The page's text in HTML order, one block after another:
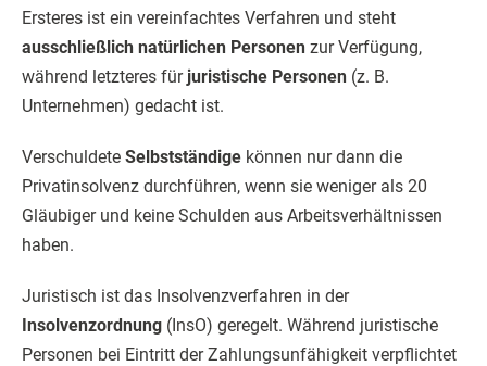
Ersteres ist ein vereinfachtes Verfahren und steht
ausschließlich natürlichen Personen zur Verfügung,
während letzteres für juristische Personen (z. B.
Unternehmen) gedacht ist.
Verschuldete Selbstständige können nur dann die
Privatinsolvenz durchführen, wenn sie weniger als 20
Gläubiger und keine Schulden aus Arbeitsverhältnissen
haben.
Juristisch ist das Insolvenzverfahren in der
Insolvenzordnung (InsO) geregelt. Während juristische
Personen bei Eintritt der Zahlungsunfähigkeit verpflichtet